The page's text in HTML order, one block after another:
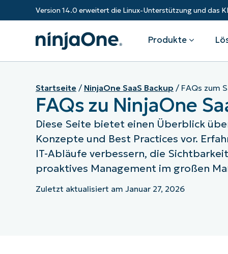
Version 14.0 erweitert die Linux-Unterstützung und das
Produkte
Produkte
Endpunkt-Management
RMM
Autonomes Patch-Management
Endpunktsicherheit
Nach Industrie
Technologieunternehmen
Gesundheitswesen
Bundesregierung
Staatliche Institutionen
Bildungssektor
Finanzinstitute
Partner
Überblick
Expandieren Sie Ihr Geschäft und
stärken Sie Ihre Kunden.
Value-Added-Reseller
Ressourcen
Ressourcen-Center
Blog
ROI-Rechner
Trust Center
Startseite / NinjaOne SaaS Backup / FAQs zum
FAQs zu NinjaOne
Diese Seite bietet einen Überblick
Konzepte und Best Practices vor.
IT-Abläufe verbessern, die
proaktives Management im großen
Zuletzt aktualisiert am Januar 27, 2026